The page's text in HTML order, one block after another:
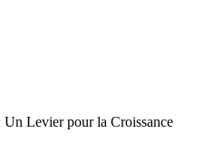
Levier pour la Croissance